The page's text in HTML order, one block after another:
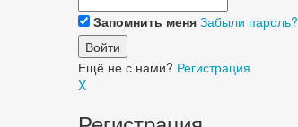
Запомнить меня Забыли пароль?
Ещё не с нами? Регистрация
X